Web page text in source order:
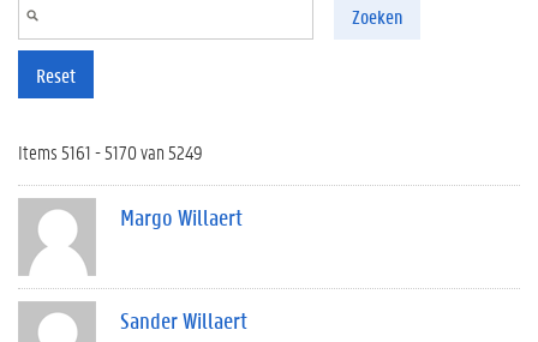
Zoeken
Reset
Items 5161 - 5170 van 5249
Margo Willaert
Sander Willaert